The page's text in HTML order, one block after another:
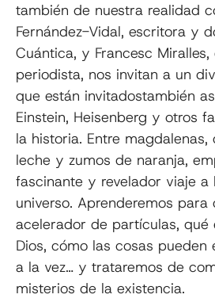
también de nuestra realidad
Fernández-Vidal, escritora y
Cuántica, y Francesc
periodista, nos invitan a un
que están invitadostambién
Einstein, Heisenberg y otros
la historia. Entre
leche y zumos de naranja,
fascinante y revelador viaje a
universo. Aprenderemos para
acelerador de partículas, qué
Dios, cómo las cosas pueden
a la vez… y trataremos de
misterios de la existencia.